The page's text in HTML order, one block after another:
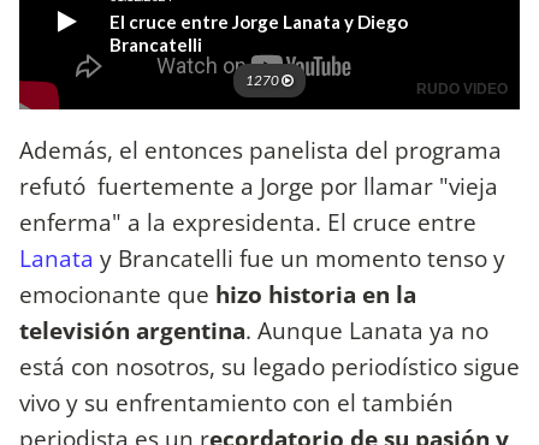
Además, el entonces panelista del programa
refutó fuertemente a Jorge por llamar "vieja
enferma" a la expresidenta. El cruce entre
Lanata y Brancatelli fue un momento tenso y
emocionante que hizo historia en la
televisión argentina. Aunque Lanata ya no
está con nosotros, su legado periodístico sigue
vivo y su enfrentamiento con el también